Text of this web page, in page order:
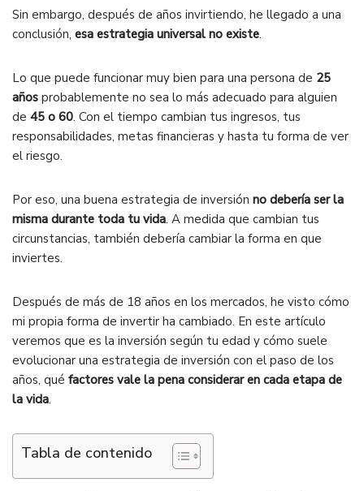
Sin embargo, después de años invirtiendo, he llegado a una
conclusión, esa estrategia universal no existe.
Lo que puede funcionar muy bien para una persona de 25
años probablemente no sea lo más adecuado para alguien
de 45 o 60. Con el tiempo cambian tus ingresos, tus
responsabilidades, metas financieras y hasta tu forma de ver
el riesgo.
Por eso, una buena estrategia de inversión no debería ser la
misma durante toda tu vida. A medida que cambian tus
circunstancias, también debería cambiar la forma en que
inviertes.
Después de más de 18 años en los mercados, he visto cómo
mi propia forma de invertir ha cambiado. En este artículo
veremos que es la inversión según tu edad y cómo suele
evolucionar una estrategia de inversión con el paso de los
años, qué factores vale la pena considerar en cada etapa de
la vida.
Tabla de contenido